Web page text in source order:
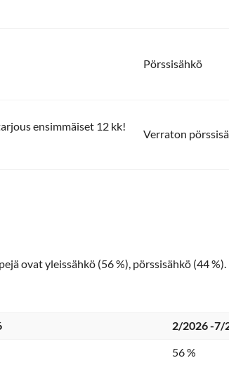
Pörssisähkö
ensimmäiset 12 kk!
Verraton
ovat yleissähkö (56 %), pörssisähkö (44
2/2026 -7/
56 %